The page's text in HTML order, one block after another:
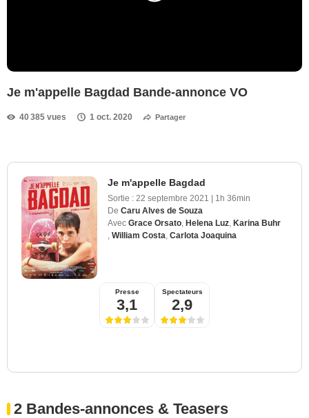
Je m'appelle Bagdad Bande-annonce VO
40 385 vues 1 oct. 2020 Partager
Je m'appelle Bagdad
Sortie : 22 septembre 2021 | 1h 36min
De Caru Alves de Souza
Avec Grace Orsato Helena Luz Karina Buhr
William Costa Carlota Joaquina
Presse
3,1
Spectateurs
2,9
2 Bandes-annonces & Teasers